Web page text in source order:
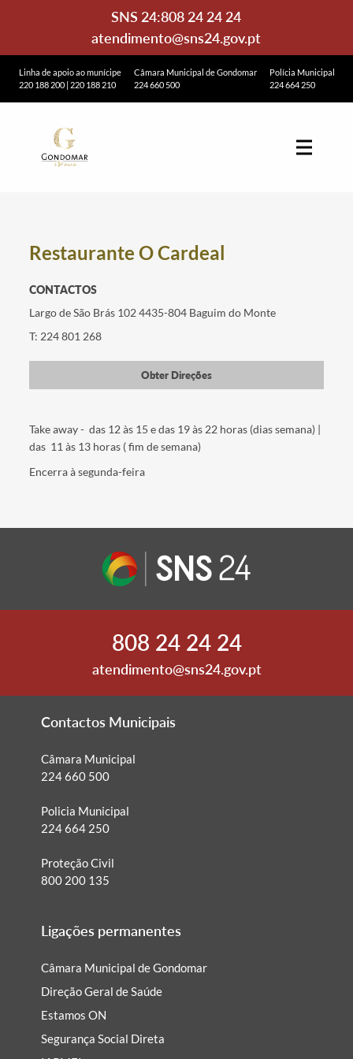
SNS 24:808 24 24 24
atendimento@sns24.gov.pt
Linha de apoio ao munícipe
220 188 200| 220 188 210
Câmara Municipal de Gondomar
224 660 500
Polícia Municipal
224 664 250
Restaurante O Cardeal
CONTACTOS
Largo de São Brás 102 4435-804 Baguim do Monte
T: 224 801 268
Obter Direções
Take away - das 12 às 15 e das 19 às 22 horas (dias semana) |
das 11 às 13 horas ( fim de semana)
Encerra à segunda-feira
808 24 24 24
atendimento@sns24.gov.pt
Contactos Municipais
Câmara Municipal
224 660 500
Policia Municipal
224 664 250
Proteção Civil
800 200 135
Ligações permanentes
Câmara Municipal de Gondomar
Direção Geral de Saúde
Estamos ON
Segurança Social Direta